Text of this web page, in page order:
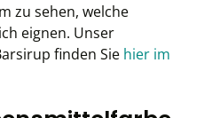
zu sehen, welche
eignen. Unser
finden Sie hier im